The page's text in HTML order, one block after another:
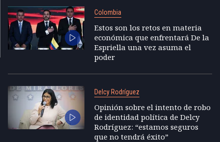
Colombia
Estos son los retos en materia
económica que enfrentará De la
Espriella una vez asuma el
poder
Delcy Rodríguez
Opinión sobre el intento de robo
de identidad política de Delcy
Rodríguez: “estamos seguros
que no tendrá éxito”